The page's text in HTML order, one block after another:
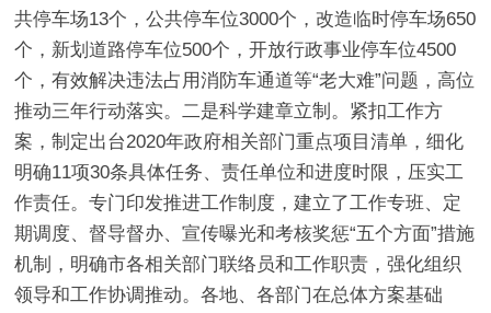
共停车场13个，公共停车位3000个，改造临时停车场650
个，新划道路停车位500个，开放行政事业停车位4500
个，有效解决违法占用消防车通道等“老大难”问题，高位
推动三年行动落实。 二是科学建章立制。 紧扣工作方
案，制定出台2020年政府相关部门重点项目清单，细化
明确11项30条具体任务、责任单位和进度时限，压实工
作责任。专门印发推进工作制度，建立了工作专班、定
期调度、督导督办、宣传曝光和考核奖惩“五个方面”措施
机制，明确市各相关部门联络员和工作职责，强化组织
领导和工作协调推动。各地、各部门在总体方案基础